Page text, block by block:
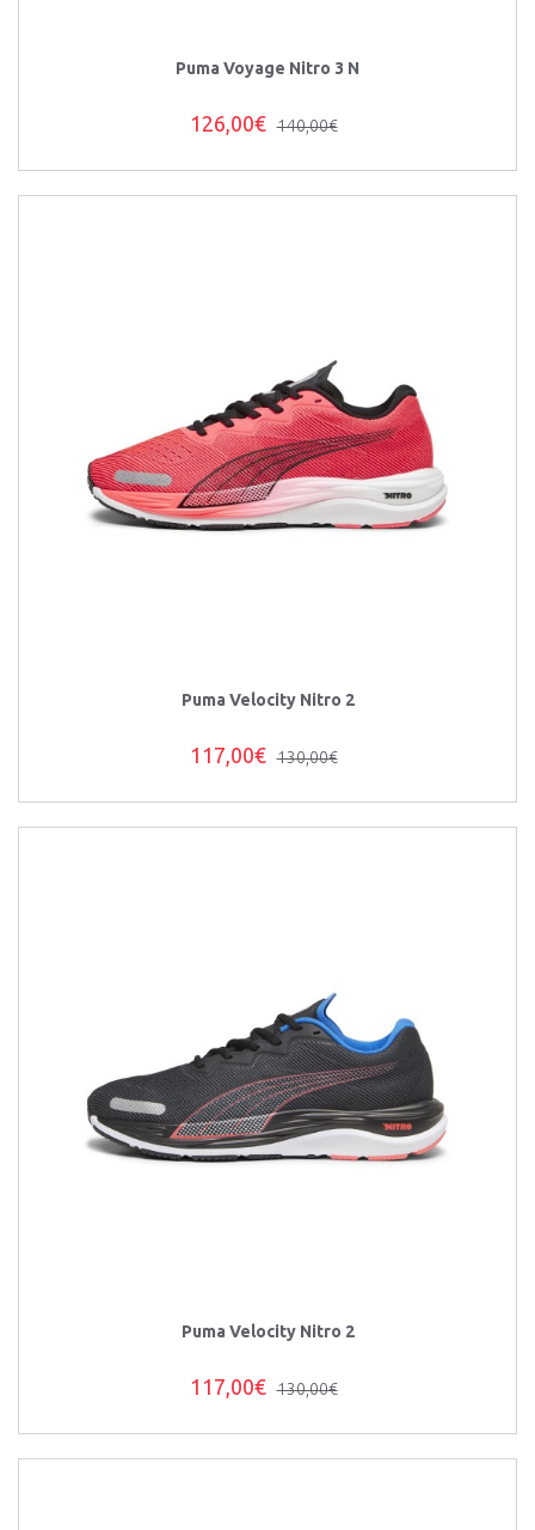
Puma Voyage Nitro 3 N
126,00€ 140,00€
Puma Velocity Nitro 2
117,00€ 130,00€
Puma Velocity Nitro 2
117,00€ 130,00€